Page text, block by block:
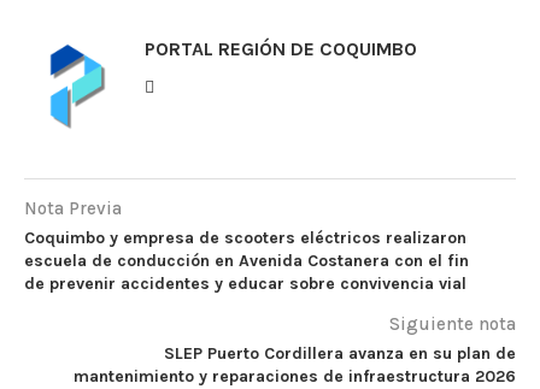
PORTAL REGIÓN DE COQUIMBO
Nota Previa
Coquimbo y empresa de scooters eléctricos realizaron
escuela de conducción en Avenida Costanera con el fin
de prevenir accidentes y educar sobre convivencia vial
Siguiente nota
SLEP Puerto Cordillera avanza en su plan de
mantenimiento y reparaciones de infraestructura 2026